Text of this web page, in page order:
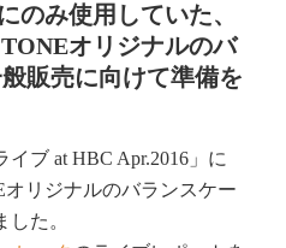
のみ使用していた、
オリジナルのバ
販売に向けて準備を
ブ at HBC Apr.2016」に
リジナルのバランスケー
た。